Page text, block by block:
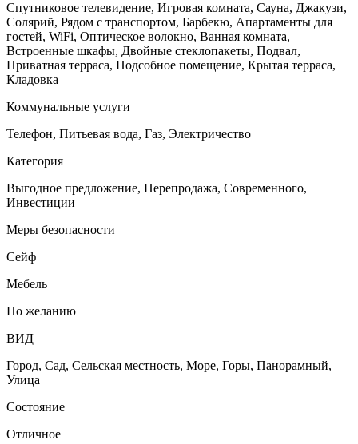
Спутниковое телевидение, Игровая комната, Сауна, Джакузи,
Солярий, Рядом с транспортом, Барбекю, Апартаменты для
гостей, WiFi, Оптическое волокно, Ванная комната,
Встроенные шкафы, Двойные стеклопакеты, Подвал,
Приватная терраса, Подсобное помещение, Крытая терраса,
Кладовка
Коммунальные услуги
Телефон, Питьевая вода, Газ, Электричество
Категория
Выгодное предложение, Перепродажа, Cовременного,
Инвестиции
Меры безопасности
Сейф
Мебель
По желанию
ВИД
Город, Сад, Сельская местность, Море, Горы, Панорамный,
Улица
Состояние
Отличное